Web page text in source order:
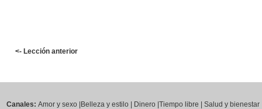
<- Lección anterior
Canales: Amor y sexo Belleza y estilo Dinero Tiempo libre Salud y bienestar